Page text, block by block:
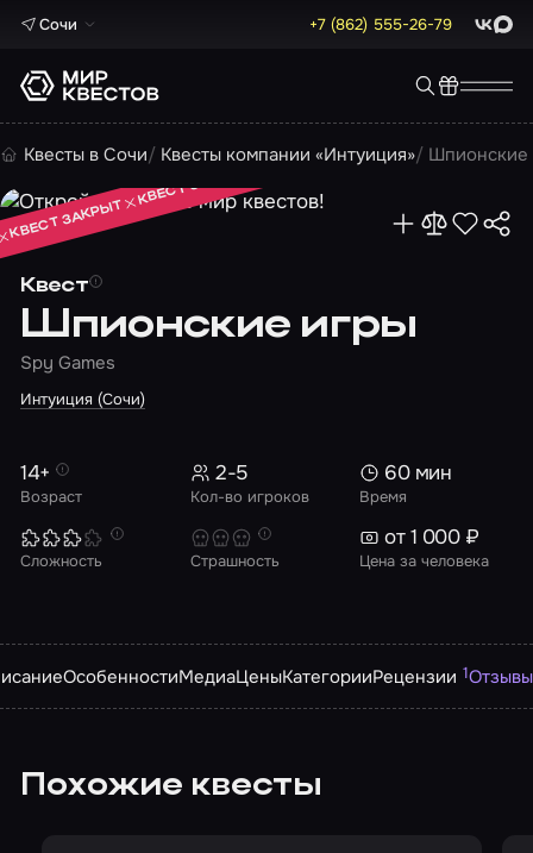
Сочи +7 (862) 555-26-79 Max
Квесты в Сочи Квесты компании «Интуиция» Шпионские
Квест
Шпионские игры
Spy Games
Интуиция (Сочи)
КВЕСТ ЗАКРЫТ
КВЕСТ ЗАКРЫТ
КВЕСТ ЗАКРЫТ
Возраст
14+
Кол-во игроков
2-5
Время
60 мин
Сложность Страшность Цена за человека
от 1 000 ₽
ОсобенностиМедиаЦеныКатегорииРецензии 1Отзывы
Похожие квесты